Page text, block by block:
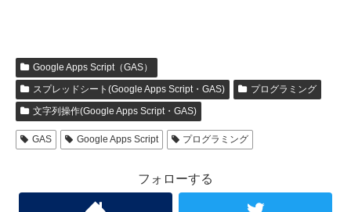
Google Apps Script（GAS）
スプレッドシート(Google Apps Script・GAS)
プログラミング
文字列操作(Google Apps Script・GAS)
GAS Google Apps Script プログラミング
フォローする